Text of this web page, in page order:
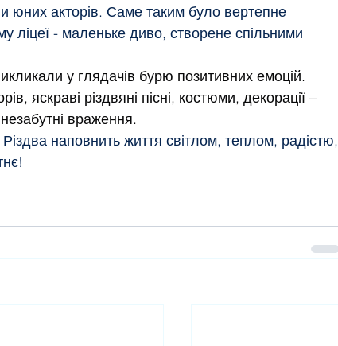
юних акторів. Саме таким було вертепне
ліцеї - маленьке диво, створене спільними
у глядачів бурю позитивних емоцій.
яскраві різдвяні пісні, костюми, декорації –
враження.
наповнить життя світлом, теплом, радістю,